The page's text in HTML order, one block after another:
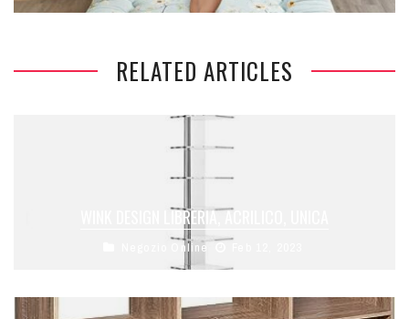
RELATED ARTICLES
WINK DESIGN LIBRERIA, ACRILICO, UNICA
Negozio Online